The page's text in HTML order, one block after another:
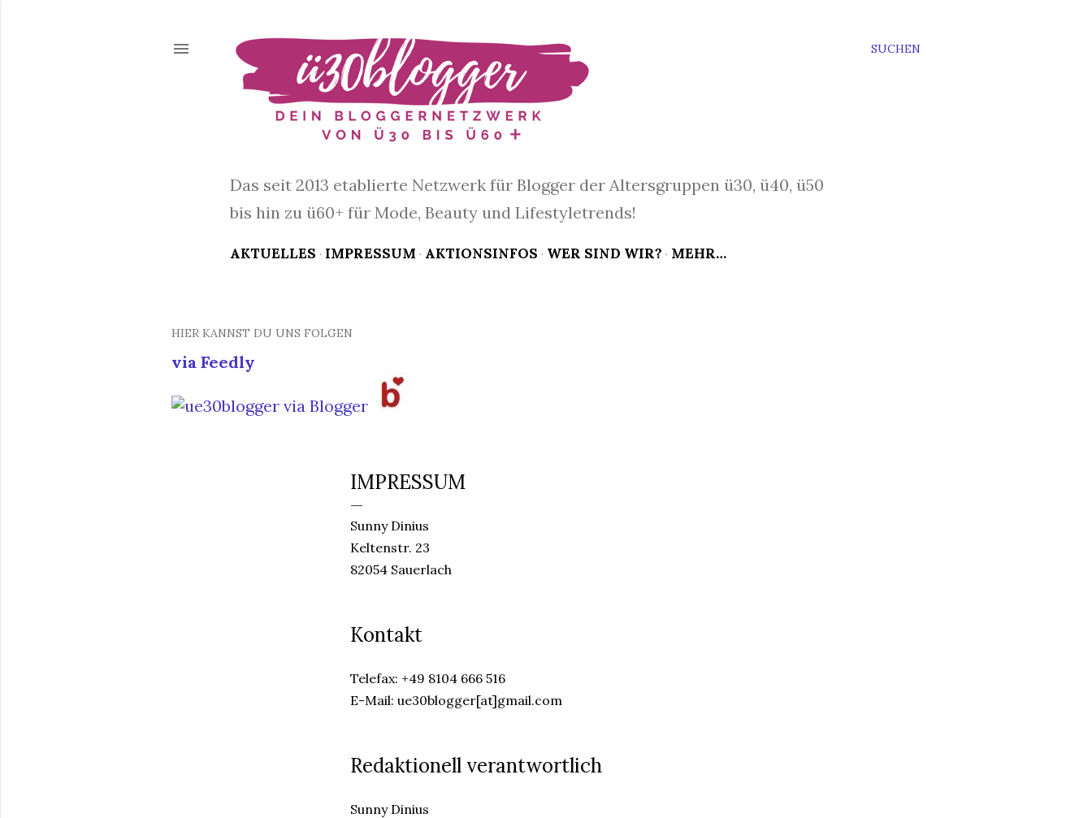
SUCHEN
Das seit 2013 etablierte Netzwerk für Blogger der Altersgruppen ü30, ü40, ü50
bis hin zu ü60+ für Mode, Beauty und Lifestyletrends!
AKTUELLES IMPRESSUM AKTIONSINFOS WER SIND WIR? MEHR…
HIER KANNST DU UNS FOLGEN
via Feedly
IMPRESSUM
Sunny Dinius
Keltenstr. 23
82054 Sauerlach
Kontakt
Telefax: +49 8104 666 516
E-Mail: ue30blogger[at]gmail.com
Redaktionell verantwortlich
Sunny Dinius